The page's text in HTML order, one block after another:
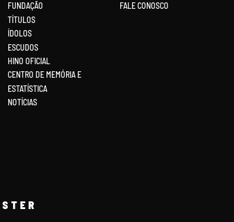
FUNDAÇÃO
TÍTULOS
ÍDOLOS
ESCUDOS
HINO OFICIAL
CENTRO DE MEMÓRIA E
ESTATÍSTICA
NOTÍCIAS
FALE CONOSCO